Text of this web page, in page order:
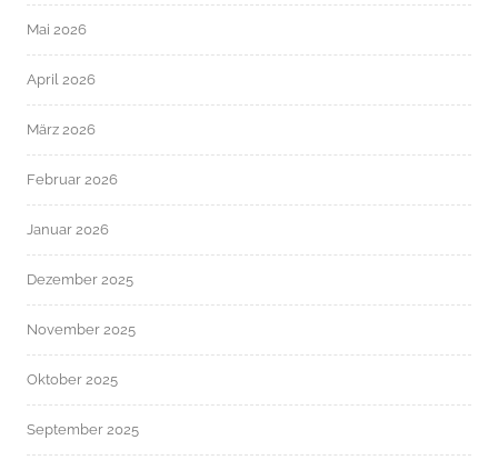
Mai 2026
April 2026
März 2026
Februar 2026
Januar 2026
Dezember 2025
November 2025
Oktober 2025
September 2025